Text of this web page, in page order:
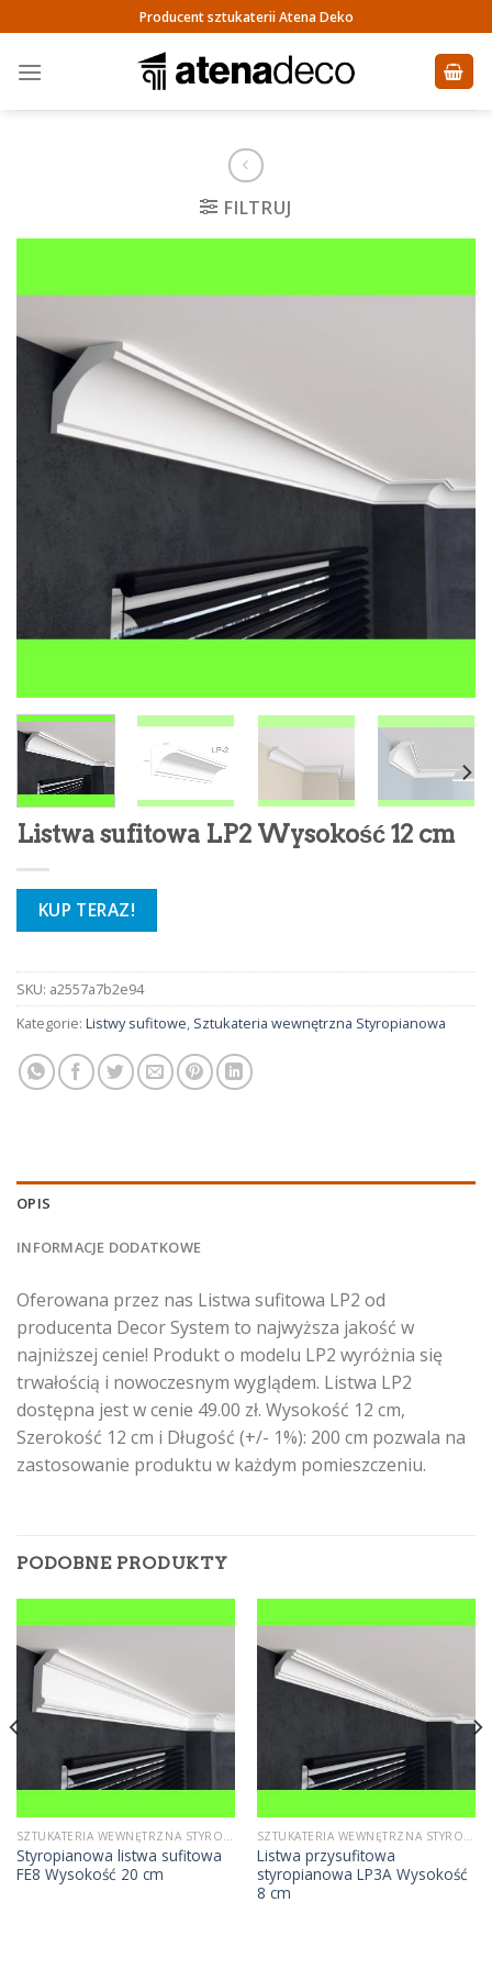
to
content
Producent sztukaterii Atena Deko
FILTRUJ
Listwa sufitowa LP2 Wysokość 12 cm
KUP TERAZ!
SKU: a2557a7b2e94
Kategorie: Listwy sufitowe, Sztukateria wewnętrzna Styropianowa
OPIS
INFORMACJE DODATKOWE
Oferowana przez nas Listwa sufitowa LP2 od
producenta Decor System to najwyższa jakość w
najniższej cenie! Produkt o modelu LP2 wyróżnia się
trwałością i nowoczesnym wyglądem. Listwa LP2
dostępna jest w cenie 49.00 zł. Wysokość 12 cm,
Szerokość 12 cm i Długość (+/- 1%): 200 cm pozwala na
zastosowanie produktu w każdym pomieszczeniu.
PODOBNE PRODUKTY
SZTUKATERIA WEWNĘTRZNA STYROPIANOWA
Styropianowa listwa sufitowa
FE8 Wysokość 20 cm
SZTUKATERIA WEWNĘTRZNA STYROPIANOWA
Listwa przysufitowa
styropianowa LP3A Wysokość
8 cm